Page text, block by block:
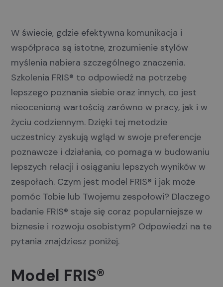
W świecie, gdzie efektywna komunikacja i
współpraca są istotne, zrozumienie stylów
myślenia nabiera szczególnego znaczenia.
Szkolenia FRIS® to odpowiedź na potrzebę
lepszego poznania siebie oraz innych, co jest
nieocenioną wartością zarówno w pracy, jak i w
życiu codziennym. Dzięki tej metodzie
uczestnicy zyskują wgląd w swoje preferencje
poznawcze i działania, co pomaga w budowaniu
lepszych relacji i osiąganiu lepszych wyników w
zespołach. Czym jest model FRIS® i jak może
pomóc Tobie lub Twojemu zespołowi? Dlaczego
badanie FRIS® staje się coraz popularniejsze w
biznesie i rozwoju osobistym? Odpowiedzi na te
pytania znajdziesz poniżej.
Model FRIS®